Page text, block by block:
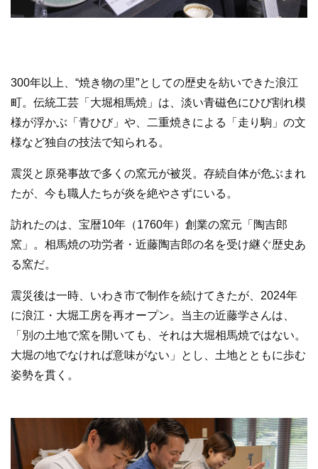
300年以上、“焼き物の里”としての歴史を紡いできた浪江
町。伝統工芸「大堀相馬焼」は、淡い青磁色にひび割れ模
様が浮かぶ「青ひび」や、二重焼きによる「走り駒」の文
様など独自の技法で知られる。
震災と原発事故で多くの窯元が被災。存続自体が危ぶまれ
たが、今も職人たちが炎を絶やさずにいる。
訪れたのは、宝暦10年（1760年）創業の窯元「陶吉郎
窯」。相馬焼の功労者・近藤陶吉郎の名を受け継ぐ歴史あ
る窯だ。
震災後は一時、いわき市で制作を続けてきたが、2024年
に浪江・大堀工房を再オープン。当主の近藤学さんは、
「別の土地で窯を開いても、それは大堀相馬焼ではない。
大堀の地でなければ意味がない」とし、土地とともに歩む
姿勢を貫く。